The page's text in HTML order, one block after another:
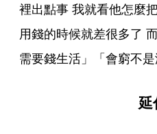
裡出點事 我就看他怎麼
用錢的時候就差很多了
需要錢生活」「會窮不
延